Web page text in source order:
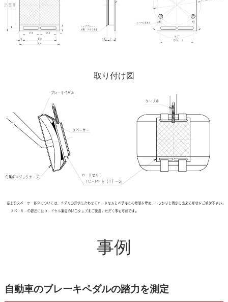
取り付け図
事例
自動車のブレーキペダルの踏力を測定